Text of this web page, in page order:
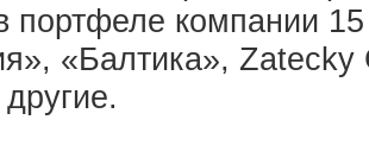
портфеле компании
«Балтика»,